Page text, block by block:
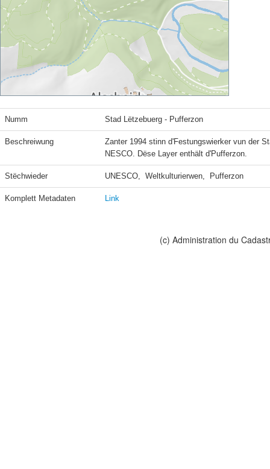
Numm Stad Lëtzebuerg - Pufferzon
Beschreiwung
Zanter 1994 stinn d'Festungswierker vun der
NESCO. Dëse Layer enthält d'Pufferzon.
Stëchwieder UNESCO,  Weltkulturierwen,  Pufferzon
Komplett Metadaten Link
(c) Administration du